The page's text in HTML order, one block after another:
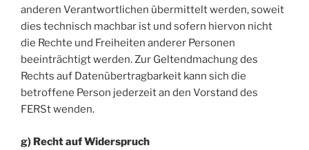
anderen Verantwortlichen übermittelt werden, soweit
dies technisch machbar ist und sofern hiervon nicht
die Rechte und Freiheiten anderer Personen
beeinträchtigt werden. Zur Geltendmachung des
Rechts auf Datenübertragbarkeit kann sich die
betroffene Person jederzeit an den Vorstand des
FERSt wenden.
g) Recht auf Widerspruch